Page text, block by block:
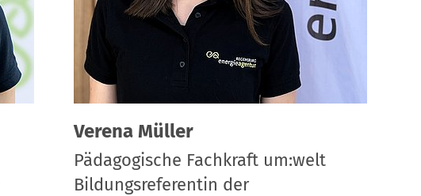
Verena Müller
Pädagogische Fachkraft um:welt
Bildungsreferentin der